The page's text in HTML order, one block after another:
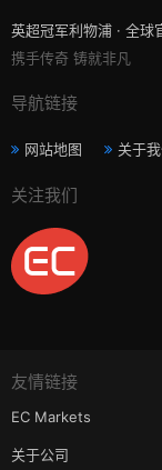
英超冠军利物浦 · 全球
携手传奇 铸就非凡
导航链接
网站地图 关于
关注我们
友情链接
EC Markets
关于公司